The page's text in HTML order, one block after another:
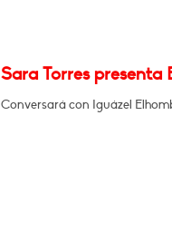
Sara Torres
Conversará con Iguázel